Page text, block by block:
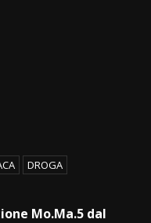
DROGA
Mo.Ma.5 dal